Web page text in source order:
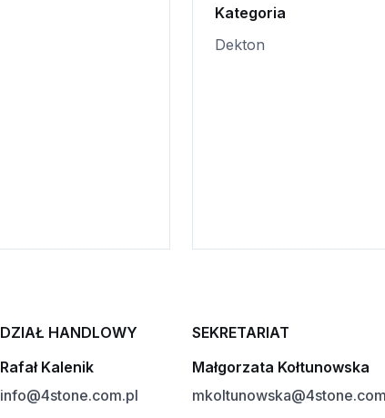
Kategoria
Dekton
DZIAŁ HANDLOWY
Rafał Kalenik
info@4stone.com.pl
SEKRETARIAT
Małgorzata Kołtunowska